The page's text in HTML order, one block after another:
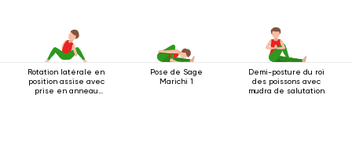
Rotation latérale en
position assise avec
prise en anneau
Pose de Sage
Marichi 1
Demi-posture du roi
des poissons avec
mudra de salutation